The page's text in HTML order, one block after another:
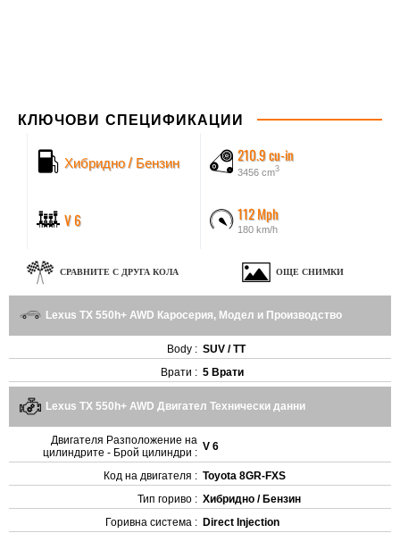
КЛЮЧОВИ СПЕЦИФИКАЦИИ
Хибридно / Бензин 210.9 cu-in
3456 cm3
V 6 112 Mph
180 km/h
СРАВНИТЕ С ДРУГА КОЛА ОЩЕ СНИМКИ
Lexus TX 550h+ AWD Каросерия, Модел и Производство
Body : SUV / TT
Врати : 5 Врати
Lexus TX 550h+ AWD Двигател Технически данни
Двигателя Разположение на
цилиндрите - Брой цилиндри : V 6
Код на двигателя : Toyota 8GR-FXS
Тип гориво : Хибридно / Бензин
Горивна система : Direct Injection